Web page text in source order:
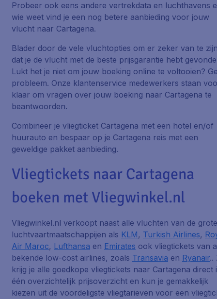
Probeer ook eens andere vertrekdata en luchthavens
wie weet vind je een nog betere aanbieding voor jouw
vlucht naar Cartagena.
Blader door de vele vluchtopties om er zeker van te
dat je de vlucht met de beste prijsgarantie hebt
Lukt het je niet om jouw boeking online te voltooien?
probleem. Onze klantenservice medewerkers staan
klaar om vragen over jouw boeking naar Cartagena te
beantwoorden.
Combineer je vliegticket Cartagena met een hotel en/of
huurauto en bespaar op je Cartagena reis met een
geweldige pakket aanbieding.
Vliegtickets naar Cartagena
boeken met Vliegwinkel.nl
Vliegwinkel.nl verkoopt naast alle vluchten van de grote
luchtvaartmaatschappijen als KLM, Turkish Airlines,
Air Maroc, Lufthansa en Emirates ook vliegtickets van
bekende low-cost airlines, zoals Transavia en Ryanair..
krijg je alle goedkope vliegtickets naar Cartagena direct
één overzichtelijk prijsoverzicht en kun je gemakkelijk
kiezen uit de voordeligste vliegtarieven voor een